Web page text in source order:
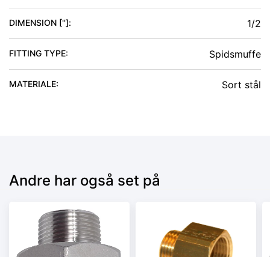
DIMENSION ['']: 1/2
FITTING TYPE: Spidsmuffe
MATERIALE: Sort stål
Andre har også set på